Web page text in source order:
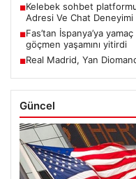
■Kelebek sohbet
Adresi Ve Chat Deneyimi
■Fas’tan İspanya’ya
göçmen yaşamını yitirdi
■Real Madrid, Yan
Güncel